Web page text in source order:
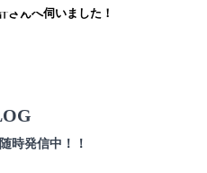
さんへ伺いました！
時発信中！！